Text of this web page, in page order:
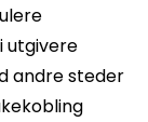
utgivere
andre steder